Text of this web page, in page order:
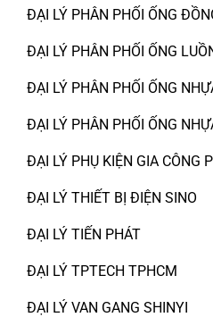
ĐẠI LÝ PHÂN PHỐI ỐNG
ĐẠI LÝ PHÂN PHỐI ỐNG
ĐẠI LÝ PHÂN PHỐI ỐNG
ĐẠI LÝ PHÂN PHỐI ỐNG
ĐẠI LÝ PHỤ KIỆN GIA CÔNG
ĐẠI LÝ THIẾT BỊ ĐIỆN SINO
ĐẠI LÝ TIẾN PHÁT
ĐẠI LÝ TPTECH TPHCM
ĐẠI LÝ VAN GANG SHINYI